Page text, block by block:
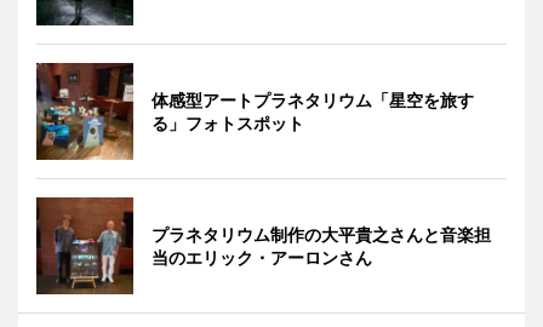
体感型アートプラネタリウム「星空を旅す
る」フォトスポット
プラネタリウム制作の大平貴之さんと音楽担
当のエリック・アーロンさん